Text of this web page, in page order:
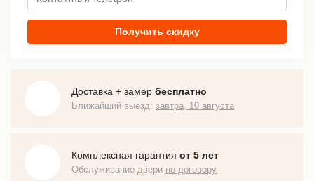
Получить скидку
Доставка + замер бесплатно
Ближайший выезд: завтра, 10 августа
Комплексная гарантия от 5 лет
Обслуживание двери по договору